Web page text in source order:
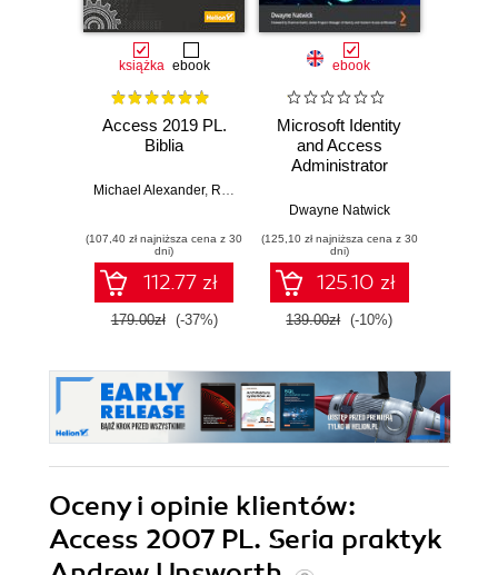
książka ebook
Access 2019 PL.
Biblia
Michael Alexander, Richard Kusleika
(107,40 zł najniższa cena z 30
dni)
112.77 zł
179.00zł (-37%)
ebook
Microsoft Identity
and Access
Administrator
Implement IAM
Azure AD, build an
identity governance
strategy, and pass
the SC-300 exam
Dwayne Natwick
(125,10 zł najniższa cena z 30
dni)
125.10 zł
139.00zł (-10%)
Oceny i opinie klientów:
Access 2007 PL. Seria praktyk